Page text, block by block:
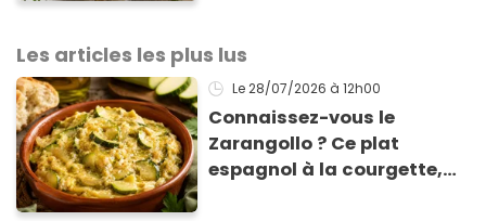
Les articles les plus lus
Le 28/07/2026 à 12h00
Connaissez-vous le
Zarangollo ? Ce plat
espagnol à la courgette,